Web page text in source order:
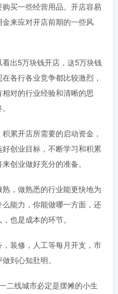
买一些经营用品。开店容易
来应对开店前期的一些风
出5万块钱开店，这5万块钱
各行各业竞争都比较激烈，
对的行业经验和清晰的思
开店所需要的启动资金，
创业目标，不断学习和积累
创业做好充分的准备。
，做熟悉的行业能更快地为
能力，你能做哪一方面，还
也是成本的环节。
装修，人工等每月开支，市
到心知肚明。
线城市必定是摆摊的小生